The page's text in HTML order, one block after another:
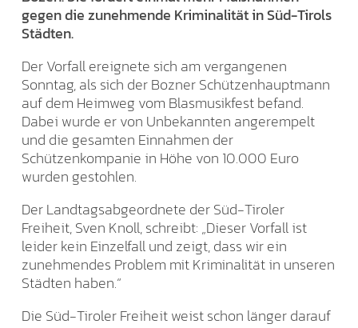
gegen die zunehmende Kriminalität in Süd-Tirols
Städten.
Der Vorfall ereignete sich am vergangenen
Sonntag, als sich der Bozner Schützenhauptmann
auf dem Heimweg vom Blasmusikfest befand.
Dabei wurde er von Unbekannten angerempelt
und die gesamten Einnahmen der
Schützenkompanie in Höhe von 10.000 Euro
wurden gestohlen.
Der Landtagsabgeordnete der Süd-Tiroler
Freiheit, Sven Knoll, schreibt: „Dieser Vorfall ist
leider kein Einzelfall und zeigt, dass wir ein
zunehmendes Problem mit Kriminalität in unseren
Städten haben.“
Die Süd-Tiroler Freiheit weist schon länger darauf